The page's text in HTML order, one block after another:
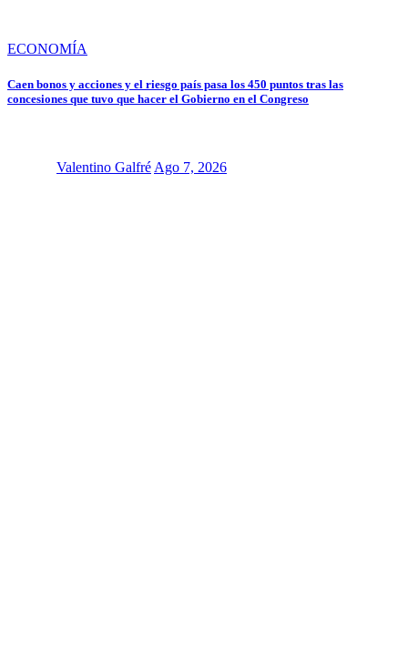
ECONOMÍA
Caen bonos y acciones y el riesgo país pasa los 450 puntos tras las
concesiones que tuvo que hacer el Gobierno en el Congreso
Valentino GalfréAgo 7, 2026